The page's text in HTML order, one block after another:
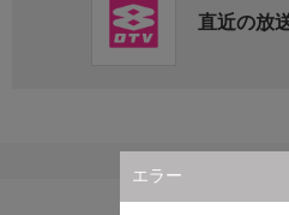
エラー
直近の放